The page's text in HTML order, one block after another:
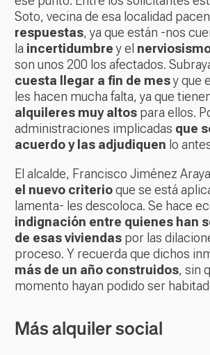
Soto, vecina de esa localidad
respuestas, ya que están -nos
la incertidumbrey el
son unos 200 los afectados.
cuesta llegar a fin de mesy que
les hacen mucha falta, ya que
alquileres muy altos para ellos.
administraciones implicadas que
acuerdo y las adjudiquen lo
El alcalde, Francisco Jiménez
el nuevo criterioque se está
lamenta- les descoloca. Se hace
indignación entre quienes han
de esas viviendas por las
proceso. Y recuerda que dichos
más de un año construidos, sin
momento hayan podido ser
Más alquiler social